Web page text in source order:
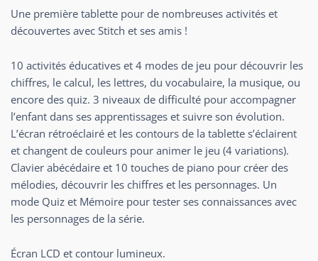
Une première tablette pour de nombreuses activités et
découvertes avec Stitch et ses amis !
10 activités éducatives et 4 modes de jeu pour découvrir les
chiffres, le calcul, les lettres, du vocabulaire, la musique, ou
encore des quiz. 3 niveaux de difficulté pour accompagner
l’enfant dans ses apprentissages et suivre son évolution.
L’écran rétroéclairé et les contours de la tablette s’éclairent
et changent de couleurs pour animer le jeu (4 variations).
Clavier abécédaire et 10 touches de piano pour créer des
mélodies, découvrir les chiffres et les personnages. Un
mode Quiz et Mémoire pour tester ses connaissances avec
les personnages de la série.
Écran LCD et contour lumineux.